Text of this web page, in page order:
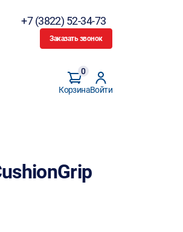
+7 (3822) 52-34-73
Заказать звонок
Корзина
0
Войти